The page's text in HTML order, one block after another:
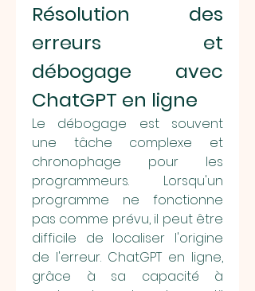
Résolution des
erreurs et
débogage avec
ChatGPT en ligne
Le débogage est souvent
une tâche complexe et
chronophage pour les
programmeurs. Lorsqu'un
programme ne fonctionne
pas comme prévu, il peut être
difficile de localiser l'origine
de l'erreur. ChatGPT en ligne,
grâce à sa capacité à